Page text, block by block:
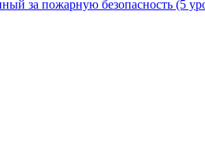
за пожарную безопасность (5